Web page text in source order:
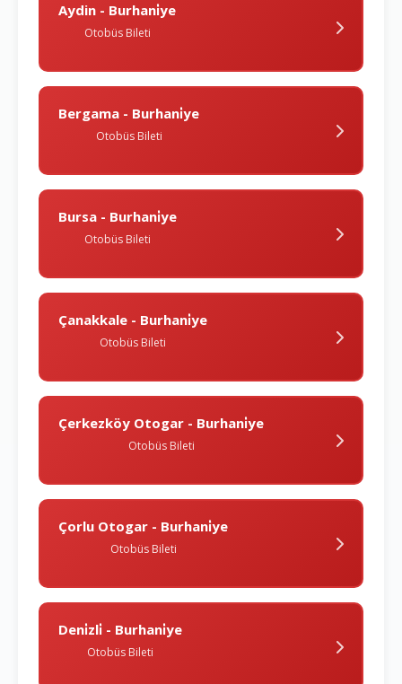
Aydin - Burhani̇ye
Otobüs Bileti
Bergama - Burhani̇ye
Otobüs Bileti
Bursa - Burhani̇ye
Otobüs Bileti
Çanakkale - Burhani̇ye
Otobüs Bileti
Çerkezköy Otogar - Burhani̇ye
Otobüs Bileti
Çorlu Otogar - Burhani̇ye
Otobüs Bileti
Deni̇zli̇ - Burhani̇ye
Otobüs Bileti